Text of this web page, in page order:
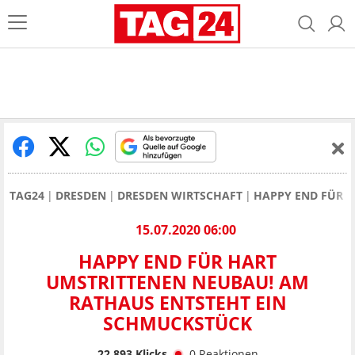
TAG24 DRESDEN DRESDEN WIRTSCHAFT HAPPY END FÜR
15.07.2020 06:00
HAPPY END FÜR HART
UMSTRITTENEN NEUBAU! AM
RATHAUS ENTSTEHT EIN
SCHMUCKSTÜCK